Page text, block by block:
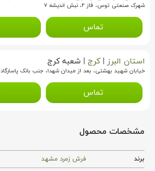
شهرک صنعتی توس، فاز ۲، نبش اندیشه ۷
تماس
استان البرز |کرج | شعبه کرج
خیابان شهید بهشتی، بعد از میدان شهدا، جنب بانک پاسارگاد
تماس
مشخصات محصول
برند
فرش زمرد مشهد